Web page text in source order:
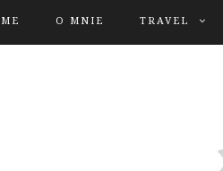
O MNIE TRAVEL